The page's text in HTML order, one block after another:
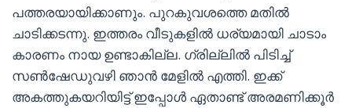
പത്തരയായിക്കാണും. പുറകുവശത്തെ മതിൽ
ചാടിക്കടന്നു. ഇത്തരം വീടുകളിൽ ധര്യമായി ചാടാം
കാരണം നായ ഉണ്ടാകില്ല. ഗ്രില്ലിൽ പിടിച്ച്
സൺഷേഡുവഴി ഞാൻ മേളിൽ എത്തി. ഇക്ക്
അകത്തുകയറിയിട്ട് ഇപ്പോൾ ഏതാണ്ട് അരമണിക്കൂർ